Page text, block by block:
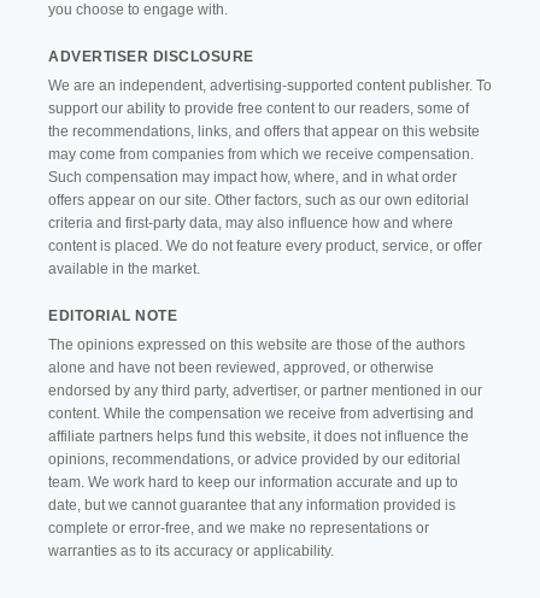
you choose to engage with.
ADVERTISER DISCLOSURE
We are an independent, advertising-supported content publisher. To
support our ability to provide free content to our readers, some of
the recommendations, links, and offers that appear on this website
may come from companies from which we receive compensation.
Such compensation may impact how, where, and in what order
offers appear on our site. Other factors, such as our own editorial
criteria and first-party data, may also influence how and where
content is placed. We do not feature every product, service, or offer
available in the market.
EDITORIAL NOTE
The opinions expressed on this website are those of the authors
alone and have not been reviewed, approved, or otherwise
endorsed by any third party, advertiser, or partner mentioned in our
content. While the compensation we receive from advertising and
affiliate partners helps fund this website, it does not influence the
opinions, recommendations, or advice provided by our editorial
team. We work hard to keep our information accurate and up to
date, but we cannot guarantee that any information provided is
complete or error-free, and we make no representations or
warranties as to its accuracy or applicability.